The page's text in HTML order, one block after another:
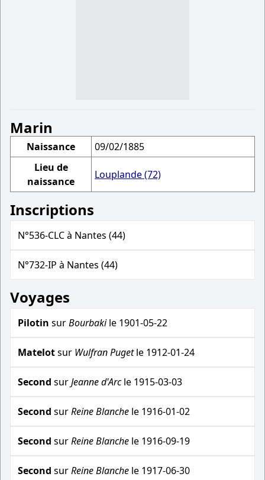
Marin
Naissance
09/02/1885
Lieu de
naissance
Louplande (72)
Inscriptions
N°536-CLC à Nantes (44)
N°732-IP à Nantes (44)
Voyages
Pilotin surBourbakile 1901-05-22
Matelotsur Wulfran Pugetle 1912-01-24
Second surJeanne d'Arcle 1915-03-03
Second surReine Blanche le 1916-01-02
Second surReine Blanche le 1916-09-19
Second surReine Blanche le 1917-06-30